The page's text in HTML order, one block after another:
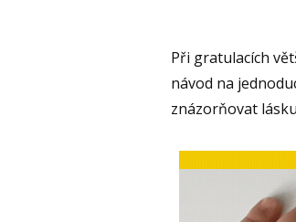
Při gratulacích
návod na
znázorňovat